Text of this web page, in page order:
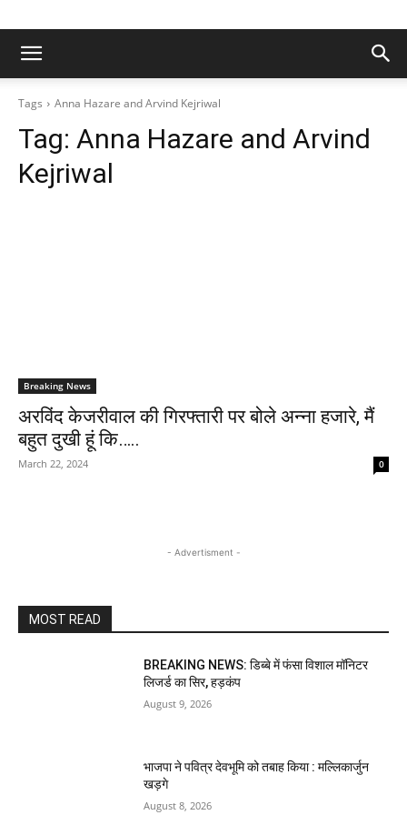
Tags Anna Hazare and Arvind Kejriwal
Tag: Anna Hazare and Arvind
Kejriwal
Breaking News
अरविंद केजरीवाल की गिरफ्तारी पर बोले अन्ना हजारे, मैं
बहुत दुखी हूं कि…..
March 22, 2024 0
- Advertisment -
MOST READ
BREAKING NEWS: डिब्बे में फंसा विशाल मॉनिटर
लिजर्ड का सिर, हड़कंप
August 9, 2026
भाजपा ने पवित्र देवभूमि को तबाह किया : मल्लिकार्जुन
खड़गे
August 8, 2026